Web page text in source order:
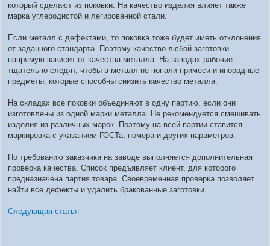
который сделают из поковки. На качество изделия влияет также
марка углеродистой и легированной стали.
Если металл с дефектами, то поковка тоже будет иметь отклонения
от заданного стандарта. Поэтому качество любой заготовки
напрямую зависит от качества металла. На заводах рабочие
тщательно следят, чтобы в металл не попали примеси и инородные
предметы, которые способны снизить качество металла.
На складах все поковки объединяют в одну партию, если они
изготовлены из одной марки металла. Не рекомендуется смешивать
изделия из различных марок. Поэтому на всей партии ставится
маркировка с указанием ГОСТа, номера и других параметров.
По требованию заказчика на заводе выполняется дополнительная
проверка качества. Список предъявляет клиент, для которого
предназначена партия товара. Своевременная проверка позволяет
найти все дефекты и удалить бракованные заготовки.
Следующая статья